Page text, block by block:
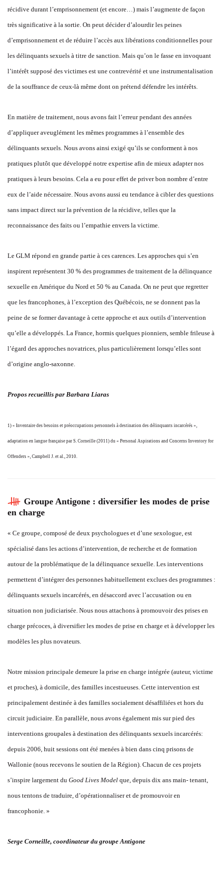
récidive durant l’emprisonnement (et encore…) mais l’augmente de façon
très significative à la sortie. On peut décider d’alourdir les peines
d’emprisonnement et de réduire l’accès aux libérations conditionnelles pour
les délinquants sexuels à titre de sanction. Mais qu’on le fasse en invoquant
l’intérêt supposé des victimes est une contrevérité et une instrumentalisation
de la souffrance de ceux-là même dont on prétend défendre les intérêts.
En matière de traitement, nous avons fait l’erreur pendant des années
d’appliquer aveuglément les mêmes programmes à l’ensemble des
délinquants sexuels. Nous avons ainsi exigé qu’ils se conforment à nos
pratiques plutôt que développé notre expertise afin de mieux adapter nos
pratiques à leurs besoins. Cela a eu pour effet de priver bon nombre d’entre
eux de l’aide nécessaire. Nous avons aussi eu tendance à cibler des questions
sans impact direct sur la prévention de la récidive, telles que la
reconnaissance des faits ou l’empathie envers la victime.
Le GLM répond en grande partie à ces carences. Les approches qui s’en
inspirent représentent 30 % des programmes de traitement de la délinquance
sexuelle en Amérique du Nord et 50 % au Canada. On ne peut que regretter
que les francophones, à l’exception des Québécois, ne se donnent pas la
peine de se former davantage à cette approche et aux outils d’intervention
qu’elle a développés. La France, hormis quelques pionniers, semble frileuse à
l’égard des approches novatrices, plus particulièrement lorsqu’elles sont
d’origine anglo-saxonne.
Propos recueillis par Barbara Liaras
1) « Inventaire des besoins et préoccupations personnels à destination des délinquants incarcérés »,
adaptation en langue française par S. Corneille (2011) du « Personal Aspirations and Concerns Inventory for
Offenders », Campbell J. et al., 2010.
Groupe Antigone : diversifier les modes de prise
en charge
« Ce groupe, composé de deux psychologues et d’une sexologue, est
spécialisé dans les actions d’intervention, de recherche et de formation
autour de la problématique de la délinquance sexuelle. Les interventions
permettent d’intégrer des personnes habituellement exclues des programmes :
délinquants sexuels incarcérés, en désaccord avec l’accusation ou en
situation non judiciarisée. Nous nous attachons à promouvoir des prises en
charge précoces, à diversifier les modes de prise en charge et à développer les
modèles les plus novateurs.
Notre mission principale demeure la prise en charge intégrée (auteur, victime
et proches), à domicile, des familles incestueuses. Cette intervention est
principalement destinée à des familles socialement désaffiliées et hors du
circuit judiciaire. En parallèle, nous avons également mis sur pied des
interventions groupales à destination des délinquants sexuels incarcérés:
depuis 2006, huit sessions ont été menées à bien dans cinq prisons de
Wallonie (nous recevons le soutien de la Région). Chacun de ces projets
s’inspire largement du Good Lives Model que, depuis dix ans main- tenant,
nous tentons de traduire, d’opérationnaliser et de promouvoir en
francophonie. »
Serge Corneille, coordinateur du groupe Antigone